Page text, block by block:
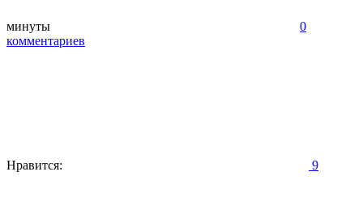
минуты
0
комментариев
Нравится: 9